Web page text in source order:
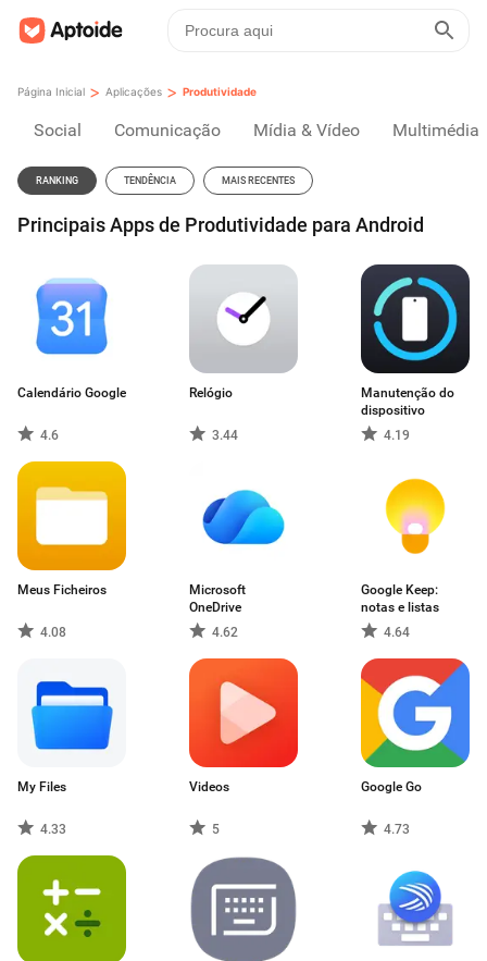
Página Inicial > Aplicações > Produtividade
Social Comunicação Mídia & Vídeo Multimédia
RANKING TENDÊNCIA MAIS RECENTES
Principais Apps de Produtividade para Android
Calendário Google
4.6
Relógio
3.44
Manutenção do
dispositivo
4.19
Meus Ficheiros
4.08
Microsoft
OneDrive
4.62
Google Keep:
notas e listas
4.64
My Files
4.33
Videos
5
Google Go
4.73